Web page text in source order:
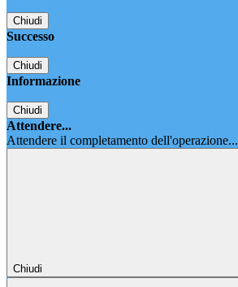
Chiudi
Successo
Chiudi
Informazione
Chiudi
Attendere...
Attendere il completamento dell'operazione...
Chiudi